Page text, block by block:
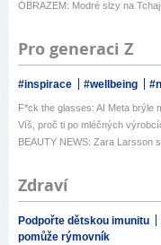
OBRAZEM: Modré slzy na
Pro generaci Z
#inspirace #wellbeing
F*ck the glasses: AI Meta brýle
Víš, proč ti po mléčných
BEAUTY NEWS: Zara Larsson
Zdraví
Podpořte dětskou imunitu
pomůže rýmovník